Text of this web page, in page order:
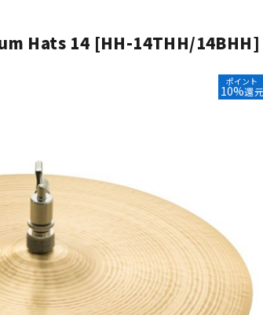
管楽器
DTM
ヴィンテージ
Hats 14 [HH-14THH/14BHH]
ポイント
10%還元